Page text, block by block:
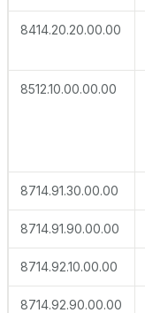
8414.20.20.00.00
8512.10.00.00.00
8714.91.30.00.00
8714.91.90.00.00
8714.92.10.00.00
8714.92.90.00.00